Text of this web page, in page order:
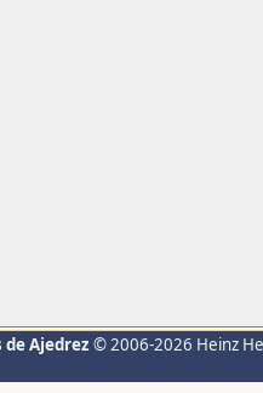
de Ajedrez © 2006-2026 Heinz